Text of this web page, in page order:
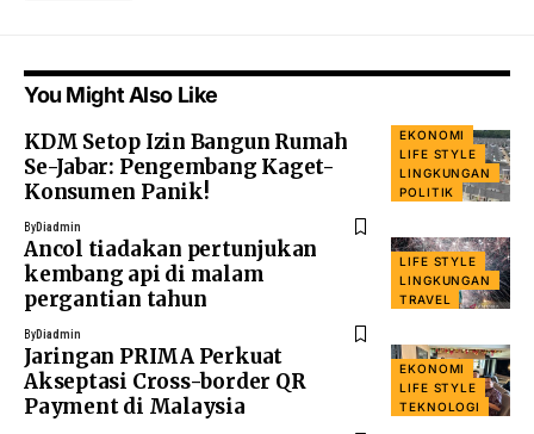
You Might Also Like
EKONOMI
LIFE STYLE
LINGKUNGAN
POLITIK
KDM Setop Izin Bangun Rumah
Se-Jabar: Pengembang Kaget-
Konsumen Panik!
ByDiadmin
LIFE STYLE
LINGKUNGAN
TRAVEL
Ancol tiadakan pertunjukan
kembang api di malam
pergantian tahun
ByDiadmin
EKONOMI
LIFE STYLE
TEKNOLOGI
Jaringan PRIMA Perkuat
Akseptasi Cross-border QR
Payment di Malaysia